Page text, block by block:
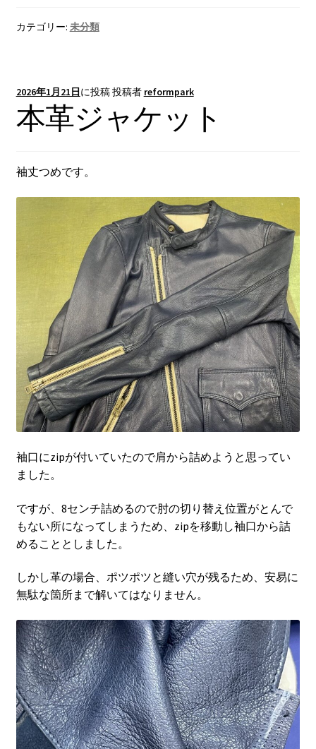
カテゴリー: 未分類
2026年1月21日に投稿投稿者 reformpark
本革ジャケット
袖丈つめです。
袖口にzipが付いていたので肩から詰めようと思ってい
ました。
ですが、8センチ詰めるので肘の切り替え位置がとんで
もない所になってしまうため、zipを移動し袖口から詰
めることとしました。
しかし革の場合、ポツポツと縫い穴が残るため、安易に
無駄な箇所まで解いてはなりません。